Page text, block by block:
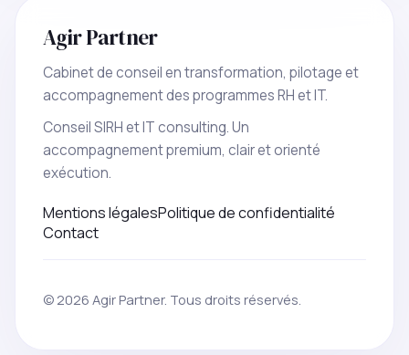
Agir Partner
Cabinet de conseil en transformation, pilotage et
accompagnement des programmes RH et IT.
Conseil SIRH et IT consulting. Un
accompagnement premium, clair et orienté
exécution.
Mentions légalesPolitique de confidentialité
Contact
© 2026 Agir Partner. Tous droits réservés.